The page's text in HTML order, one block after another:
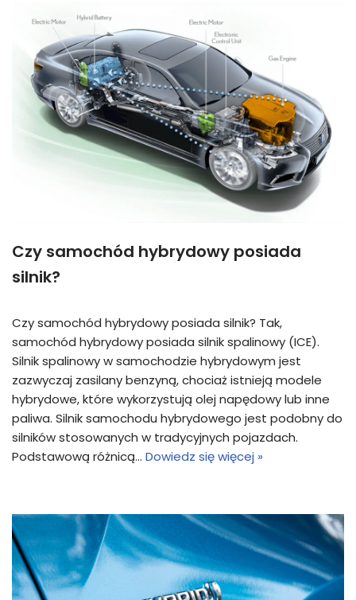
Czy samochód hybrydowy posiada
silnik?
Czy samochód hybrydowy posiada silnik? Tak,
samochód hybrydowy posiada silnik spalinowy (ICE).
Silnik spalinowy w samochodzie hybrydowym jest
zazwyczaj zasilany benzyną, chociaż istnieją modele
hybrydowe, które wykorzystują olej napędowy lub inne
paliwa. Silnik samochodu hybrydowego jest podobny do
silników stosowanych w tradycyjnych pojazdach.
Podstawową różnicą… Dowiedz się więcej »